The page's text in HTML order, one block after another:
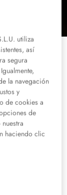
cuatro verticales:
utiliza
así
segura
la navegación
y
de cookies a
de
haciendo clic